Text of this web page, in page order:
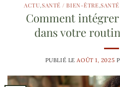
ACTU,SANTÉ / BIEN-ÊTRE,
Comment
dans votre
PUBLIÉ LEAOÛT 1, 2025